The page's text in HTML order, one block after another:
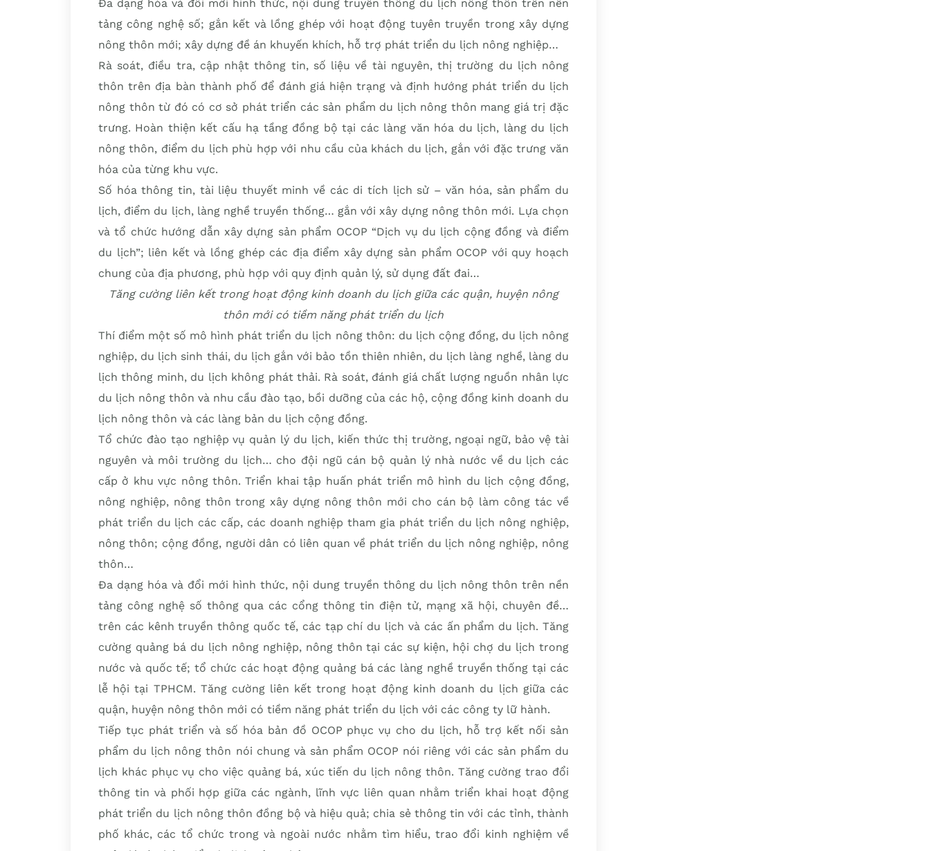
Đa dạng hóa và đổi mới hình thức, nội dung truyền thông du lịch nông thôn trên nền
tảng công nghệ số; gắn kết và lồng ghép với hoạt động tuyên truyền trong xây dựng
nông thôn mới; xây dựng đề án khuyến khích, hỗ trợ phát triển du lịch nông nghiệp…
Rà soát, điều tra, cập nhật thông tin, số liệu về tài nguyên, thị trường du lịch nông
thôn trên địa bàn thành phố để đánh giá hiện trạng và định hướng phát triển du lịch
nông thôn từ đó có cơ sở phát triển các sản phẩm du lịch nông thôn mang giá trị đặc
trưng. Hoàn thiện kết cấu hạ tầng đồng bộ tại các làng văn hóa du lịch, làng du lịch
nông thôn, điểm du lịch phù hợp với nhu cầu của khách du lịch, gắn với đặc trưng văn
hóa của từng khu vực.
Số hóa thông tin, tài liệu thuyết minh về các di tích lịch sử – văn hóa, sản phẩm du
lịch, điểm du lịch, làng nghề truyền thống… gắn với xây dựng nông thôn mới. Lựa chọn
và tổ chức hướng dẫn xây dựng sản phẩm OCOP “Dịch vụ du lịch cộng đồng và điểm
du lịch”; liên kết và lồng ghép các địa điểm xây dựng sản phẩm OCOP với quy hoạch
chung của địa phương, phù hợp với quy định quản lý, sử dụng đất đai…
Tăng cường liên kết trong hoạt động kinh doanh du lịch giữa các quận, huyện nông
thôn mới có tiềm năng phát triển du lịch
Thí điểm một số mô hình phát triển du lịch nông thôn: du lịch cộng đồng, du lịch nông
nghiệp, du lịch sinh thái, du lịch gắn với bảo tồn thiên nhiên, du lịch làng nghề, làng du
lịch thông minh, du lịch không phát thải. Rà soát, đánh giá chất lượng nguồn nhân lực
du lịch nông thôn và nhu cầu đào tạo, bồi dưỡng của các hộ, cộng đồng kinh doanh du
lịch nông thôn và các làng bản du lịch cộng đồng.
Tổ chức đào tạo nghiệp vụ quản lý du lịch, kiến thức thị trường, ngoại ngữ, bảo vệ tài
nguyên và môi trường du lịch… cho đội ngũ cán bộ quản lý nhà nước về du lịch các
cấp ở khu vực nông thôn. Triển khai tập huấn phát triển mô hình du lịch cộng đồng,
nông nghiệp, nông thôn trong xây dựng nông thôn mới cho cán bộ làm công tác về
phát triển du lịch các cấp, các doanh nghiệp tham gia phát triển du lịch nông nghiệp,
nông thôn; cộng đồng, người dân có liên quan về phát triển du lịch nông nghiệp, nông
thôn…
Đa dạng hóa và đổi mới hình thức, nội dung truyền thông du lịch nông thôn trên nền
tảng công nghệ số thông qua các cổng thông tin điện tử, mạng xã hội, chuyên đề…
trên các kênh truyền thông quốc tế, các tạp chí du lịch và các ấn phẩm du lịch. Tăng
cường quảng bá du lịch nông nghiệp, nông thôn tại các sự kiện, hội chợ du lịch trong
nước và quốc tế; tổ chức các hoạt động quảng bá các làng nghề truyền thống tại các
lễ hội tại TPHCM. Tăng cường liên kết trong hoạt động kinh doanh du lịch giữa các
quận, huyện nông thôn mới có tiềm năng phát triển du lịch với các công ty lữ hành.
Tiếp tục phát triển và số hóa bản đồ OCOP phục vụ cho du lịch, hỗ trợ kết nối sản
phẩm du lịch nông thôn nói chung và sản phẩm OCOP nói riêng với các sản phẩm du
lịch khác phục vụ cho việc quảng bá, xúc tiến du lịch nông thôn. Tăng cường trao đổi
thông tin và phối hợp giữa các ngành, lĩnh vực liên quan nhằm triển khai hoạt động
phát triển du lịch nông thôn đồng bộ và hiệu quả; chia sẻ thông tin với các tỉnh, thành
phố khác, các tổ chức trong và ngoài nước nhằm tìm hiểu, trao đổi kinh nghiệm về